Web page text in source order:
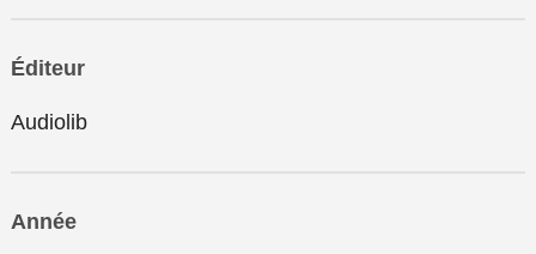
Éditeur
Audiolib
Année